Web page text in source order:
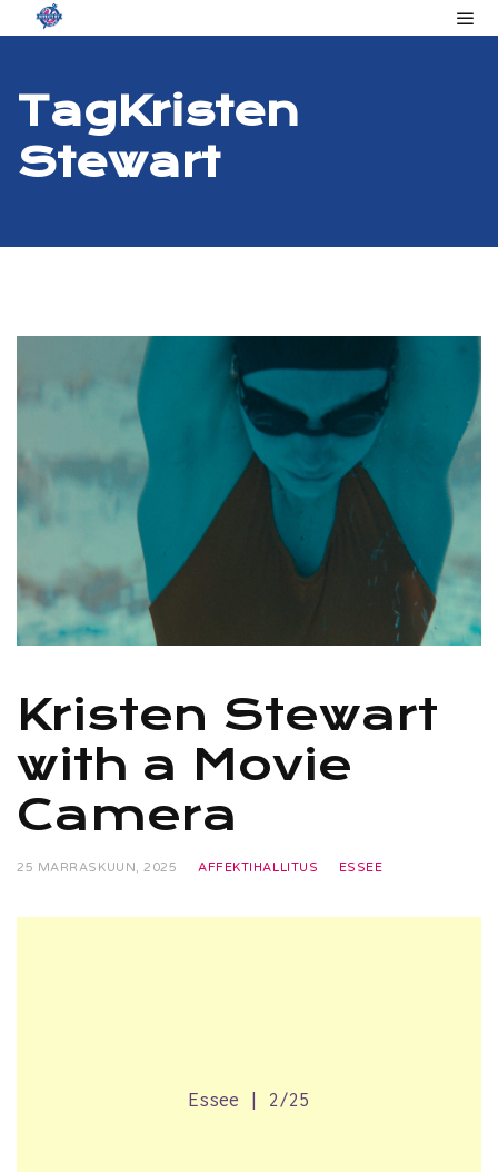
TagKristen
Stewart
Kristen Stewart
with a Movie
Camera
25 MARRASKUUN, 2025 AFFEKTIHALLITUS ESSEE
Essee | 2/25